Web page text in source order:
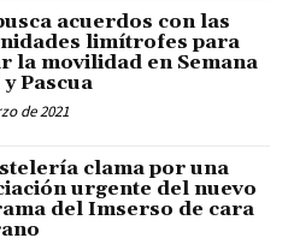
acuerdos con las
limítrofes para
la movilidad en Semana
y Pascua
de 2021
clama por una
urgente del nuevo
del Imserso de cara